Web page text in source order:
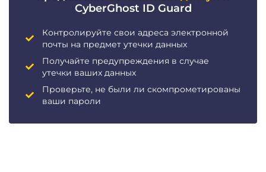
CyberGhost ID Guard
Контролируйте свои адреса электронной
почты на предмет утечки данных
Получайте предупреждения в случае
утечки ваших данных
Проверьте, не были ли скомпрометированы
ваши пароли